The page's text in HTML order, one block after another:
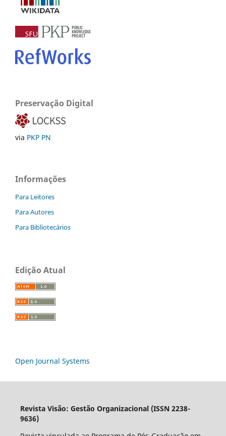
Preservação Digital
via PKP PN
Informações
Para Leitores
Para Autores
Para Bibliotecários
Edição Atual
Open Journal Systems
Revista Visão: Gestão Organizacional (ISSN 2238-
9636)